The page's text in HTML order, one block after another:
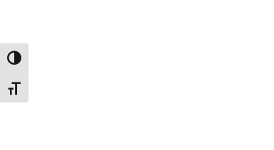
Attiva/disattiva alto contrasto
Attiva/disattiva dimensione testo